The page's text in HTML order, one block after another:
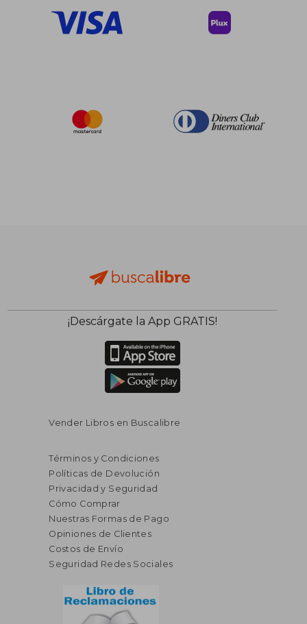
45% $ 262.89
$ 144.59
45%
dcto.
¡Descárgate la App GRATIS!
Vender Libros en Buscalibre
Términos y Condiciones
Políticas de Devolución
Privacidad y Seguridad
Cómo Comprar
Nuestras Formas de Pago
Opiniones de Clientes
Costos de Envío
Seguridad Redes Sociales